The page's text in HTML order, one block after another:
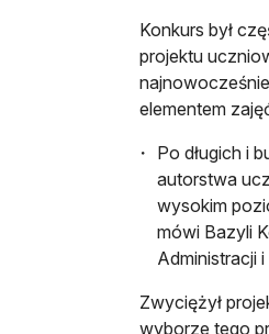
Konkurs był
projektu
elementem
Po długich i
autorstwa
wysokim
mówi Bazyli
Administracji
Zwyciężył
wyborze tego